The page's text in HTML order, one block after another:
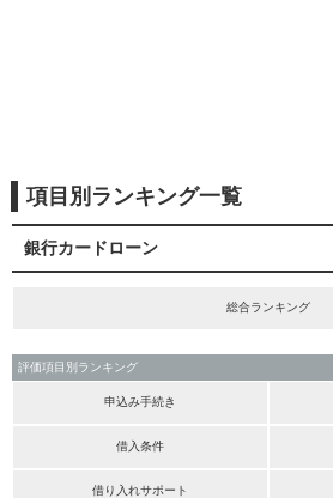
項目別ランキング一覧
銀行カードローン
総合ランキング
評価項目別ランキング
申込み手続き
借入条件
借り入れサポート